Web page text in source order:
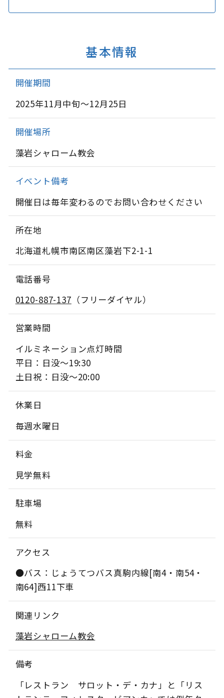
基本情報
開催期間
2025年11月中旬～12月25日
開催場所
藻岩シャローム教会
イベント備考
開催日は毎年変わるのでお問い合わせください
所在地
北海道札幌市南区南区藻岩下2-1-1
電話番号
0120-887-137 （フリーダイヤル）
営業時間
イルミネーション点灯時間
平日：日没～19:30
土日祝：日没～20:00
休業日
毎週水曜日
料金
見学無料
駐車場
無料
アクセス
●バス：じょうてつバス真駒内線[南4・南54・
南64]西11下車
関連リンク
藻岩シャローム教会
備考
「レストラン サロット・デ・カナ」と「リス